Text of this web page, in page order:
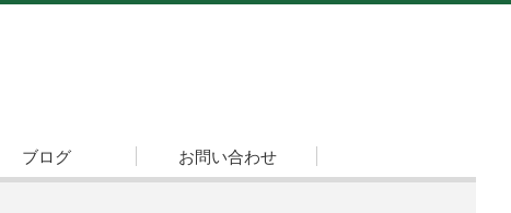
ブログ お問い合わせ